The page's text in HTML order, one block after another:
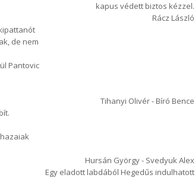
kapus védett biztos kézzel.
Rácz László
de nem
Pantovic
Tihanyi Olivér - Bíró Bence
Hursán György - Svedyuk Alex
Egy eladott labdából Hegedűs indulhatott